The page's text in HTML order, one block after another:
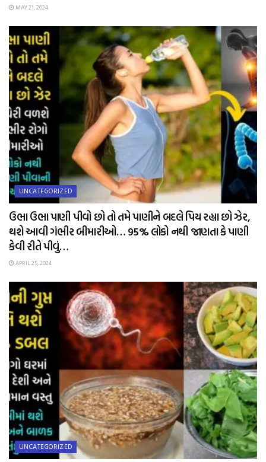
MAY 21, 2024
UNCATEGORIZED
ઉભા ઉભા પાણી પીવો છો તો તમે પાણીને બદલે પિય રહ્યા છો ઝેર,
થશે આવી ગંભીર બીમારીઓ… 95% લોકો નથી જાણતા કે પાણી
કેવી રીતે પીવું…
APRIL 25, 2024
UNCATEGORIZED